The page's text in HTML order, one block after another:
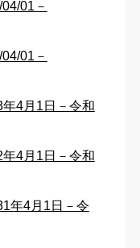
01－
01－
4月1日－令和
4月1日－令和
年4月1日－令